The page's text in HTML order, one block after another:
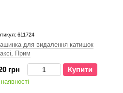
611724
для видалення катишок
Прим
грн Купити